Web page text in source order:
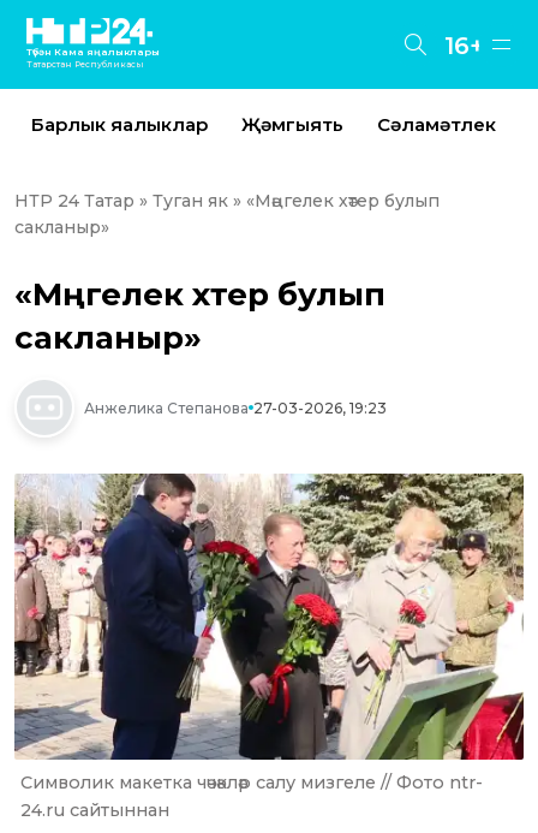
Түбән Кама яңалыклары
Татарстан Республикасы
16+
Барлык яңалыклар Җәмгыять Сәламәтлек
НТР 24 Татар » Туган як » «Мәңгелек хәтер булып
сакланыр»
«Мәңгелек хәтер булып
сакланыр»
Анжелика Степанова 27-03-2026, 19:23
Символик макетка чәчәкләр салу мизгеле // Фото ntr-
24.ru сайтыннан